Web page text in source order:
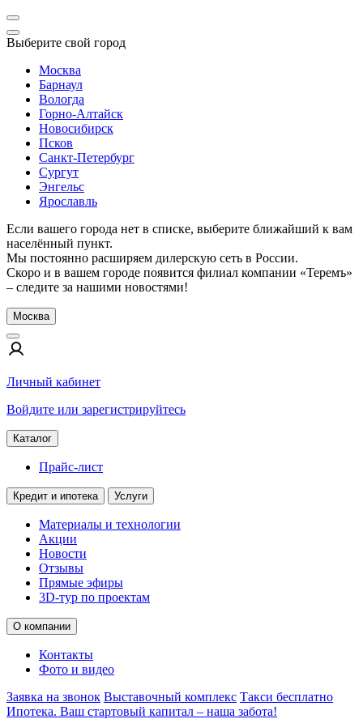
Выберите свой город
Москва
Барнаул
Вологда
Горно-Алтайск
Новосибирск
Псков
Санкт-Петербург
Сургут
Энгельс
Ярославль
Если вашего города нет в списке, выберите ближайший к вам
населённый пункт.
Мы постоянно расширяем дилерскую сеть в России.
Скоро и в вашем городе появится филиал компании «Теремъ»
– следите за нашими новостями!
Москва
Личный кабинет
Войдите или зарегистрируйтесь
Каталог
Прайс-лист
Кредит и ипотека Услуги
Материалы и технологии
Акции
Новости
Отзывы
Прямые эфиры
3D-тур по проектам
О компании
Контакты
Фото и видео
Заявка на звонок Выставочный комплекс Такси бесплатно
Ипотека. Ваш стартовый капитал – наша забота!